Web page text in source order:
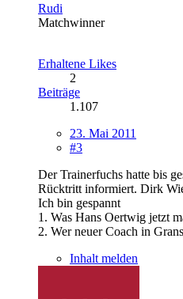
Rudi
Matchwinner
Erhaltene Likes
2
Beiträge
1.107
23. Mai 2011
#3
Der Trainerfuchs hatte bis
Rücktritt informiert. Dirk
Ich bin gespannt
1. Was Hans Oertwig jetzt
2. Wer neuer Coach in
Inhalt melden